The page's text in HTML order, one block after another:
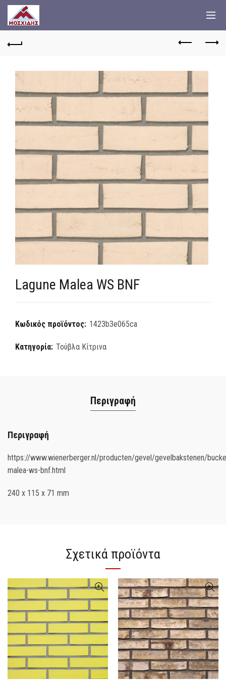
Lagune Malea WS BNF
Κωδικός προϊόντος: 1423b3e065ca
Κατηγορία: Τούβλα Κίτρινα
Περιγραφή
Περιγραφή
https://www.wienerberger.nl/producten/gevel/gevelbakstenen/
malea-ws-bnf.html
240 x 115 x 71 mm
Σχετικά προϊόντα